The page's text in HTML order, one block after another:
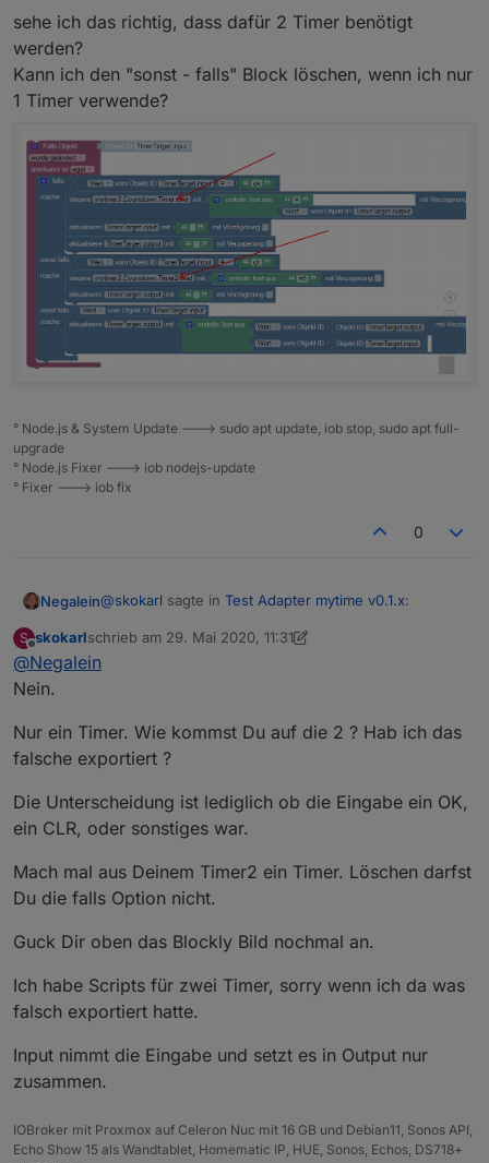
Widget
Spoiler
Du benötigst zwei Datenpunkte, input, output,....beides
String
Spoiler
sehe ich das richtig, dass dafür 2 Timer benötigt
werden?
Kann ich den "sonst - falls" Block löschen, wenn ich nur
1 Timer verwende?
° Node.js & System Update ---> sudo apt update, iob stop, sudo apt full-
upgrade
° Node.js Fixer ---> iob nodejs-update
° Fixer ---> iob fix
0
Negalein@skokarl sagte in Test Adapter mytime v0.1.x:
werden?
Kann ich den "sonst - falls" Block löschen, wenn ich
S
Offline
skokarlschrieb am 29. Mai 2020, 11:31
zuletzt editiert von skokarl
@Negalein
Nein.
Nur ein Timer. Wie kommst Du auf die 2 ? Hab ich das
falsche exportiert ?
Die Unterscheidung ist lediglich ob die Eingabe ein OK,
ein CLR, oder sonstiges war.
Mach mal aus Deinem Timer2 ein Timer. Löschen darfst
Du die falls Option nicht.
Guck Dir oben das Blockly Bild nochmal an.
Ich habe Scripts für zwei Timer, sorry wenn ich da was
falsch exportiert hatte.
Input nimmt die Eingabe und setzt es in Output nur
zusammen.
IOBroker mit Proxmox auf Celeron Nuc mit 16 GB und Debian11, Sonos API,
Echo Show 15 als Wandtablet, Homematic IP, HUE, Sonos, Echos, DS718+